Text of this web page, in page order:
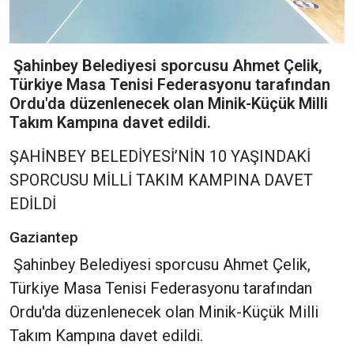
Şahinbey Belediyesi sporcusu Ahmet Çelik,
Türkiye Masa Tenisi Federasyonu tarafından
Ordu'da düzenlenecek olan Minik-Küçük Milli
Takım Kampına davet edildi.
ŞAHİNBEY BELEDİYESİ’NİN 10 YAŞINDAKİ
SPORCUSU MİLLİ TAKIM KAMPINA DAVET
EDİLDİ
Gaziantep
Şahinbey Belediyesi sporcusu Ahmet Çelik,
Türkiye Masa Tenisi Federasyonu tarafından
Ordu'da düzenlenecek olan Minik-Küçük Milli
Takım Kampına davet edildi.